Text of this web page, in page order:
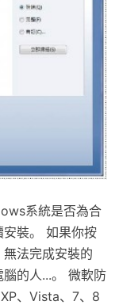
系統是否為合
裝。 如果你按
法完成安裝的
的人...。 微軟防
、Vista、7、8